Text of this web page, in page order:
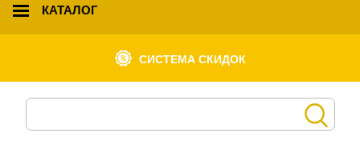
КАТАЛОГ
СИСТЕМА СКИДОК